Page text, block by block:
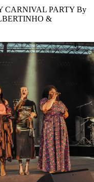
PARTY By
&